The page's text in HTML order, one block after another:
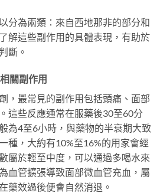
分為兩類：來自西地那非的部分和
解這些副作用的具體表現，有助於
斷。
關副作用
，最常見的副作用包括頭痛、面部
這些反應通常在服藥後30至60分
為4至6小時，與藥物的半衰期大致
種，大約有10%至16%的用家會經
屬於輕至中度，可以通過多喝水來
血管擴張導致面部微血管充血，屬
藥效過後便會自然消退。